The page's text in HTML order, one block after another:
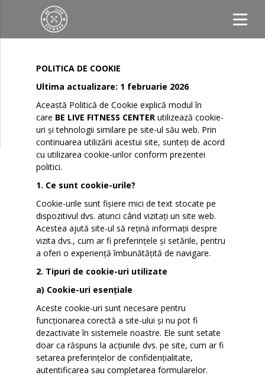
AVIAȚIEI
DRUMUL
TABEREI
PROGRAM
POLITICA DE COOKIE
Ultima actualizare: 1 februarie 2026
Această Politică de Cookie explică modul în
care BE LIVE FITNESS CENTER utilizează cookie-
uri și tehnologii similare pe site-ul său web. Prin
continuarea utilizării acestui site, sunteți de acord
cu utilizarea cookie-urilor conform prezentei
politici.
1. Ce sunt cookie-urile?
Cookie-urile sunt fișiere mici de text stocate pe
dispozitivul dvs. atunci când vizitați un site web.
Acestea ajută site-ul să rețină informații despre
vizita dvs., cum ar fi preferințele și setările, pentru
a oferi o experiență îmbunătățită de navigare.
2. Tipuri de cookie-uri utilizate
a) Cookie-uri esențiale
Aceste cookie-uri sunt necesare pentru
funcționarea corectă a site-ului și nu pot fi
dezactivate în sistemele noastre. Ele sunt setate
doar ca răspuns la acțiunile dvs. pe site, cum ar fi
setarea preferințelor de confidențialitate,
autentificarea sau completarea formularelor.